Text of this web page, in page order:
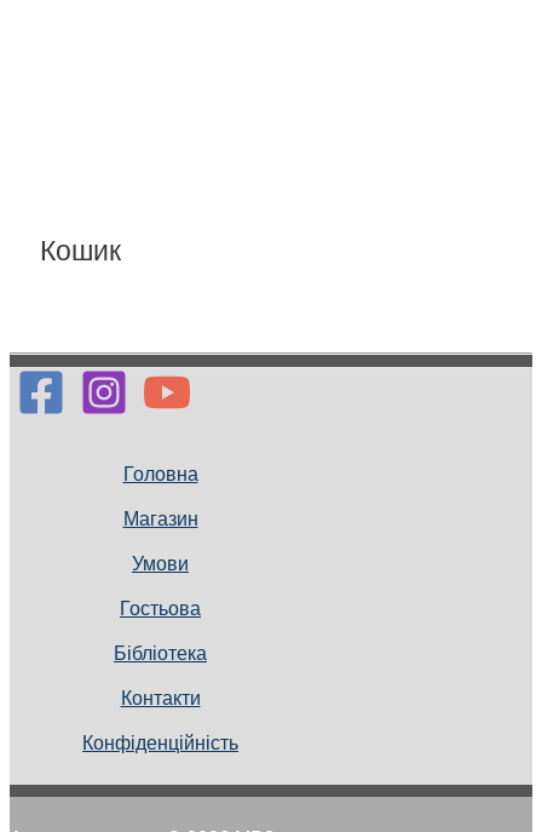
Кошик
Головна
Магазин
Умови
Гостьова
Бібліотека
Контакти
Конфіденційність